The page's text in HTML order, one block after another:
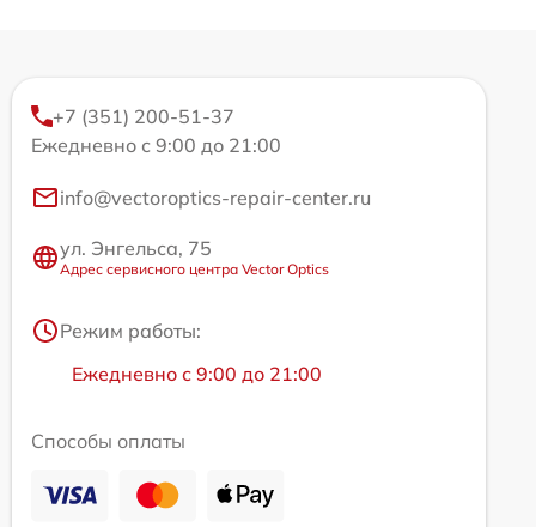
+7 (351) 200-51-37
Ежедневно с 9:00 до 21:00
info@vectoroptics-repair-center.ru
ул. Энгельса, 75
Адрес сервисного центра Vector Optics
Режим работы:
Ежедневно с 9:00 до 21:00
Способы оплаты